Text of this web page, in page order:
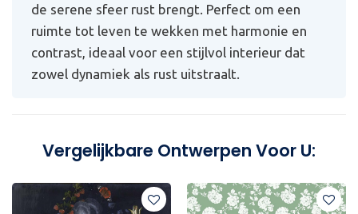
de serene sfeer rust brengt. Perfect om een
ruimte tot leven te wekken met harmonie en
contrast, ideaal voor een stijlvol interieur dat
zowel dynamiek als rust uitstraalt.
Vergelijkbare Ontwerpen Voor U: